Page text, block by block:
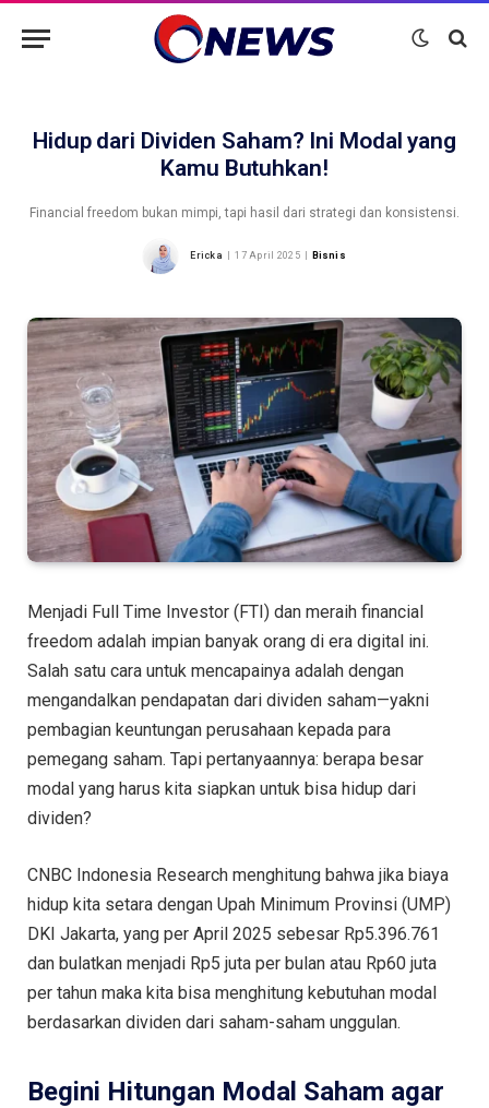
Hidup dari Dividen Saham? Ini Modal yang
Kamu Butuhkan!
Financial freedom bukan mimpi, tapi hasil dari strategi dan konsistensi.
Ericka 17 April 2025 Bisnis
Menjadi Full Time Investor (FTI) dan meraih financial
freedom adalah impian banyak orang di era digital ini.
Salah satu cara untuk mencapainya adalah dengan
mengandalkan pendapatan dari dividen saham—yakni
pembagian keuntungan perusahaan kepada para
pemegang saham. Tapi pertanyaannya: berapa besar
modal yang harus kita siapkan untuk bisa hidup dari
dividen?
CNBC Indonesia Research menghitung bahwa jika biaya
hidup kita setara dengan Upah Minimum Provinsi (UMP)
DKI Jakarta, yang per April 2025 sebesar Rp5.396.761
dan bulatkan menjadi Rp5 juta per bulan atau Rp60 juta
per tahun maka kita bisa menghitung kebutuhan modal
berdasarkan dividen dari saham-saham unggulan.
Begini Hitungan Modal Saham agar